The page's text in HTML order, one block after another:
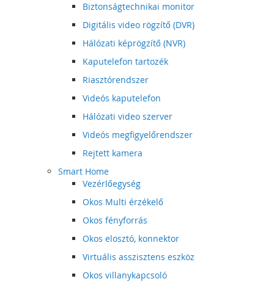
Biztonságtechnikai monitor
Digitális video rögzítő (DVR)
Hálózati képrögzítő (NVR)
Kaputelefon tartozék
Riasztórendszer
Videós kaputelefon
Hálózati video szerver
Videós megfigyelőrendszer
Rejtett kamera
Smart Home
Vezérlőegység
Okos Multi érzékelő
Okos fényforrás
Okos elosztó, konnektor
Virtuális asszisztens eszköz
Okos villanykapcsoló